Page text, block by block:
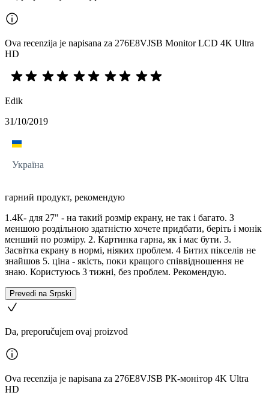
Ova recenzija je napisana za 276E8VJSB Monitor LCD 4K Ultra
HD
Edik
31/10/2019
Україна
гарний продукт, рекомендую
1.4К- для 27" - на такий розмір екрану, не так і багато. З
меншою роздільною здатністю хочете придбати, беріть і монік
менший по розміру. 2. Картинка гарна, як і має бути. 3.
Засвітка екрану в нормі, ніяких проблем. 4 Битих пікселів не
знайшов 5. ціна - якість, поки кращого співвідношення не
знаю. Користуюсь 3 тижні, без проблем. Рекомендую.
Prevedi na Srpski
Da, preporučujem ovaj proizvod
Ova recenzija je napisana za 276E8VJSB РК-монітор 4K Ultra
HD